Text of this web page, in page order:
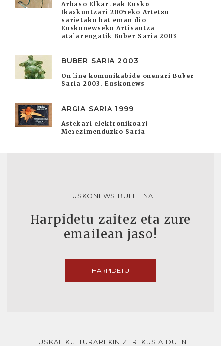
Arbaso Elkarteak Eusko
Ikaskuntzari 2005eko Artetsu
sarietako bat eman dio
Euskonewseko Artisautza
atalarengatik Buber Saria 2003
BUBER SARIA 2003
On line komunikabide onenari Buber
Saria 2003. Euskonews
ARGIA SARIA 1999
Astekari elektronikoari
Merezimenduzko Saria
EUSKONEWS BULETINA
Harpidetu zaitez eta zure
emailean jaso!
HARPIDETU
EUSKAL KULTURAREKIN ZER IKUSIA DUEN